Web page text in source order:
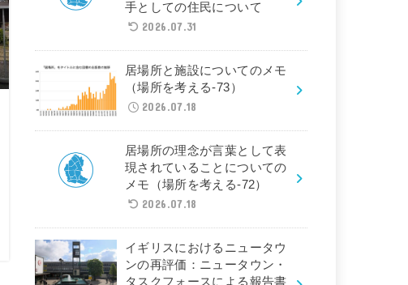
手としての住民について
2026.07.31
居場所と施設についてのメモ
（場所を考える-73）
2026.07.18
居場所の理念が言葉として表
現されていることについての
メモ（場所を考える-72）
2026.07.18
イギリスにおけるニュータウ
ンの再評価：ニュータウン・
タスクフォースによる報告書